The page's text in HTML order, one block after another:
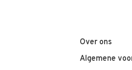
Over ons
Algemene